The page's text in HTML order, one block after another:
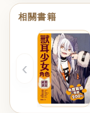
相關書籍
‹